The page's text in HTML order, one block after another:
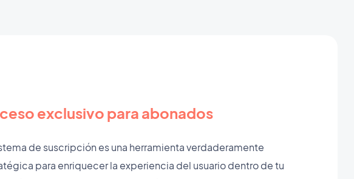
exclusivo para abonados
de suscripción es una herramienta verdaderamente
para enriquecer la experiencia del usuario dentro de tu